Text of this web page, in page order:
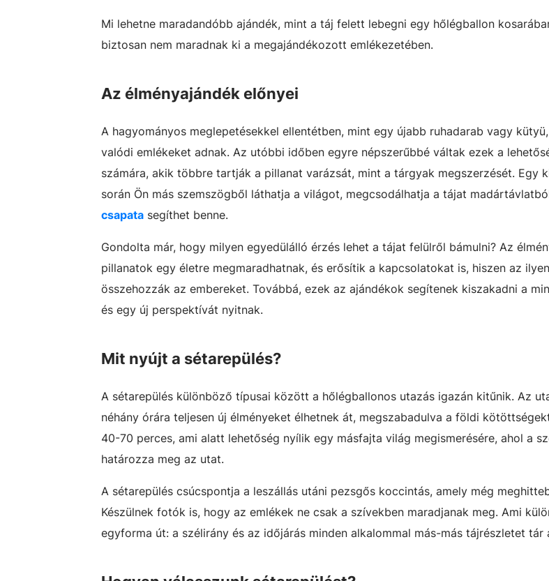
Mi lehetne maradandóbb ajándék, mint a táj felett lebegni egy hőlégballon
biztosan nem maradnak ki a megajándékozott emlékezetében.
Az élményajándék előnyei
A hagyományos meglepetésekkel ellentétben, mint egy újabb ruhadarab vagy
valódi emlékeket adnak. Az utóbbi időben egyre népszerűbbé váltak ezek a
számára, akik többre tartják a pillanat varázsát, mint a tárgyak megszerzését. Egy
során Ön más szemszögből láthatja a világot, megcsodálhatja a tájat
csapata segíthet benne.
Gondolta már, hogy milyen egyedülálló érzés lehet a tájat felülről bámulni? Az
pillanatok egy életre megmaradhatnak, és erősítik a kapcsolatokat is, hiszen az
összehozzák az embereket. Továbbá, ezek az ajándékok segítenek kiszakadni a
és egy új perspektívát nyitnak.
Mit nyújt a sétarepülés?
A sétarepülés különböző típusai között a hőlégballonos utazás igazán kitűnik. Az
néhány órára teljesen új élményeket élhetnek át, megszabadulva a földi
40-70 perces, ami alatt lehetőség nyílik egy másfajta világ megismerésére, ahol a
határozza meg az utat.
A sétarepülés csúcspontja a leszállás utáni pezsgős koccintás, amely még
Készülnek fotók is, hogy az emlékek ne csak a szívekben maradjanak meg. Ami
egyforma út: a szélirány és az időjárás minden alkalommal más-más tájrészletet tár